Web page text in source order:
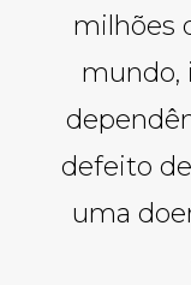
milhões
mundo,
defeito
uma